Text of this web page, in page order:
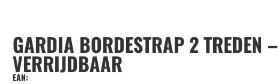
GARDIA BORDESTRAP 2 TREDEN –
VERRIJDBAAR
EAN: